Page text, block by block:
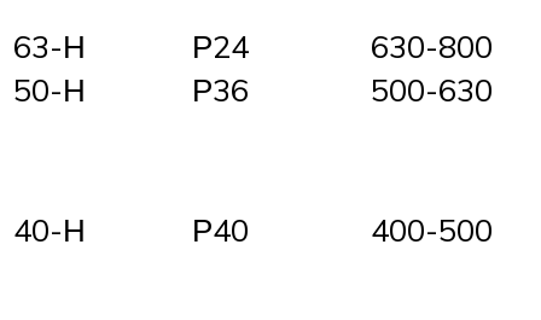
63-Н Р24
630-800
50-Н
Р36 500-630
40-Н Р40 400-500